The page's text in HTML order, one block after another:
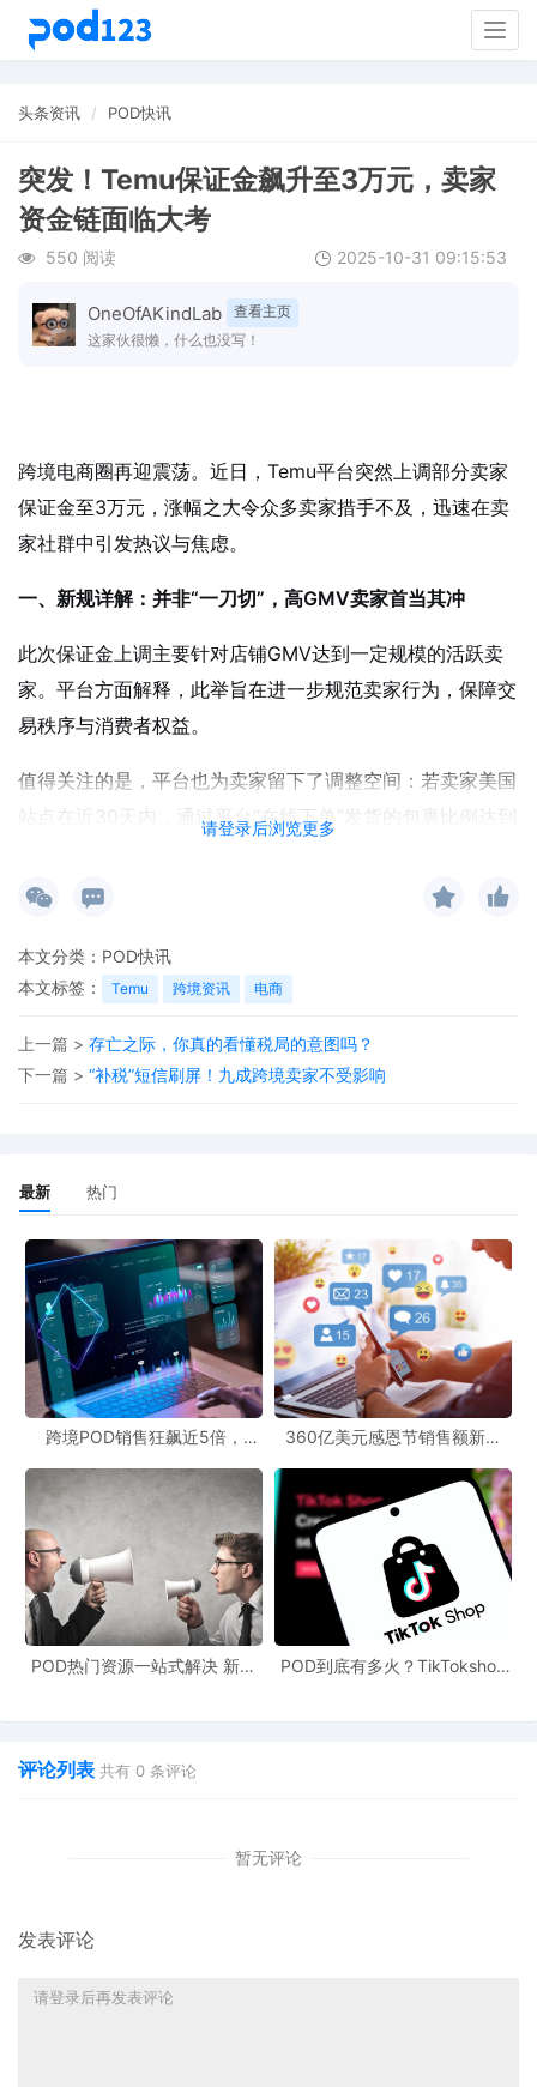
头条资讯 POD快讯
突发！Temu保证金飙升至3万元，卖家
资金链面临大考
550 阅读 2025-10-31 09:15:53
OneOfAKindLab
查看主页
这家伙很懒，什么也没写！
请登录后浏览更多
跨境电商圈再迎震荡。近日，Temu平台突然上调部分卖家
保证金至3万元，涨幅之大令众多卖家措手不及，迅速在卖
家社群中引发热议与焦虑。
一、新规详解：并非“一刀切”，高GMV卖家首当其冲
此次保证金上调主要针对店铺GMV达到一定规模的活跃卖
家。平台方面解释，此举旨在进一步规范卖家行为，保障交
易秩序与消费者权益。
值得关注的是，平台也为卖家留下了调整空间：若卖家美国
站点在近30天内，通过平台“在线下单”发货的包裹比例达到
二、政策背后：合规压力与战略升级双驱动
应对欧盟监管压力
随着Temu在欧洲市场迅速扩张，其商品合规问题也引起
多国监管机构注意。据欧洲玩具工业协会抽样检测，
Temu平台所售玩具合格率极低，多国相继通报其产品存
高可面临年营业额6%的巨额罚款。保证金上调可视为
Temu强化品控、应对监管的主动举措。
平台进入“精耕”阶段
Temu正从初期的粗放增长转向精细化运营。通过提高资
金门槛，平台可筛选出具备稳定供应链与合规能力的优质
卖家，逐步清退抗风险能力弱的小卖家，推动整体生态升
级。
资金压力骤增 ：对多数中小卖家而言，数万元保证金严重
挤占现金流。有卖家表示：“保证金一交，周转资金所剩
无几，补货都成问题。”
大卖视作机遇：部分头部卖家则认为，此举有助于净化竞
争环境，淘汰不合规玩家，长期来看有利于行业健康发
四、破局之道：三大策略应对资金压力
的包裹占比目标，以下调保证金；同时积极申领平台补
精细资金规划：建立店铺资金预算制度，精准预测销售与
本文分类： POD快讯
本文标签：
Temu 跨境资讯 电商
上一篇 > 存亡之际，你真的看懂税局的意图吗？
下一篇 > “补税”短信刷屏！九成跨境卖家不受影响
最新 热门
跨境POD销售狂飙近5倍，
360亿美元感恩节销售额新纪
新风潮！
POD热门资源一站式解决 新手
POD到底有多火？TikTokshop
评论列表 共有 0 条评论
暂无评论
发表评论